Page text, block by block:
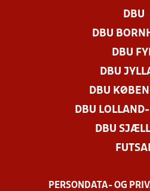
DBU
DBU
DBU
DBU
DBU
DBU
DBU
PERSONDATA- OG